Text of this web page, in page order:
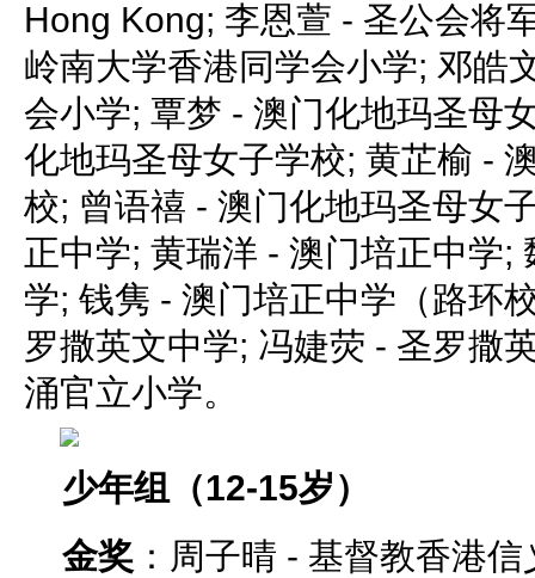
Hong Kong; 李恩萱 - 圣公会将
岭南大学香港同学会小学; 邓皓
会小学; 覃梦 - 澳门化地玛圣母
化地玛圣母女子学校; 黄芷榆 -
校; 曾语禧 - 澳门化地玛圣母女
正中学; 黄瑞洋 - 澳门培正中学;
学; 钱隽 - 澳门培正中学（路环
罗撒英文中学; 冯婕荧 - 圣罗撒
涌官立小学。
少年组（12-15岁）
金奖 ：周子晴 - 基督教香港